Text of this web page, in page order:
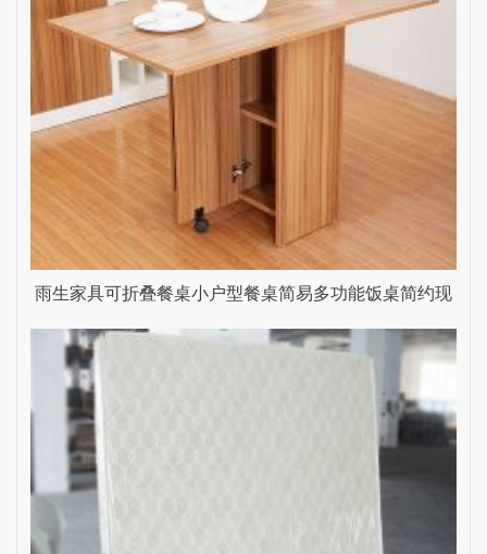
雨生家具可折叠餐桌小户型餐桌简易多功能饭桌简约现
代折叠桌餐厅 深柚木